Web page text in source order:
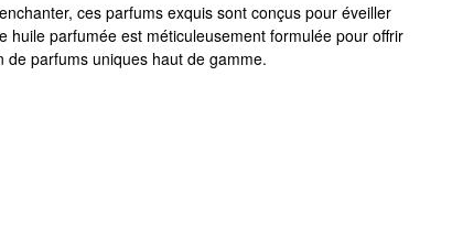
ces parfums exquis sont conçus pour éveiller
parfumée est méticuleusement formulée pour offrir
parfums uniques haut de gamme.